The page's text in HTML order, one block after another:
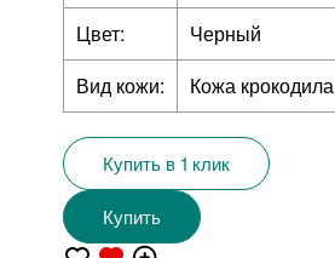
Цвет:
Черный
Вид кожи:
Кожа крокодила
Купить в 1 клик
Купить